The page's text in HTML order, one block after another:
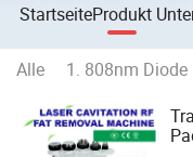
StartseiteProdukt
Alle 1. 808nm